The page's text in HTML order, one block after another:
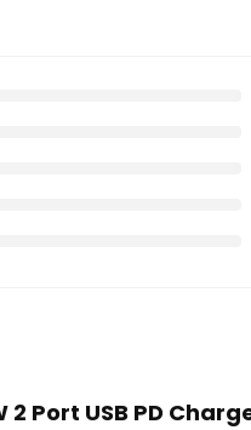
Port USB PD